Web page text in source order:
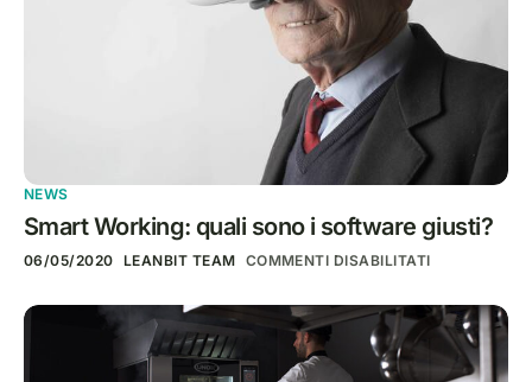
NEWS
Smart Working: quali sono i software giusti?
06/05/2020 LEANBIT TEAM COMMENTI DISABILITATI